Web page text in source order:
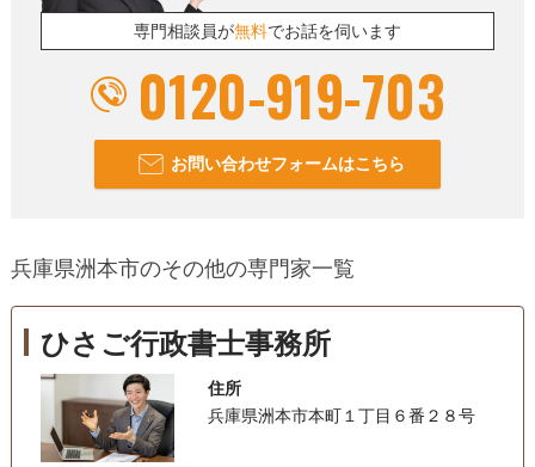
専門相談員が無料でお話を伺います
0120-919-703
お問い合わせフォームはこちら
兵庫県洲本市のその他の専門家一覧
ひさご行政書士事務所
住所
兵庫県洲本市本町１丁目６番２８号